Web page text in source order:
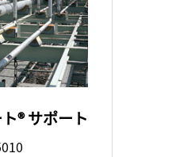
® サポート